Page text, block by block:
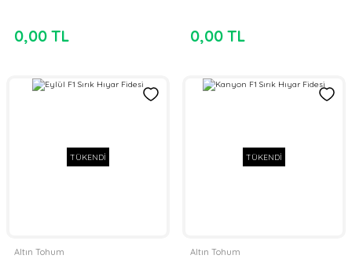
0,00 TL 0,00 TL
TÜKENDİ
Altın Tohum
TÜKENDİ
Altın Tohum